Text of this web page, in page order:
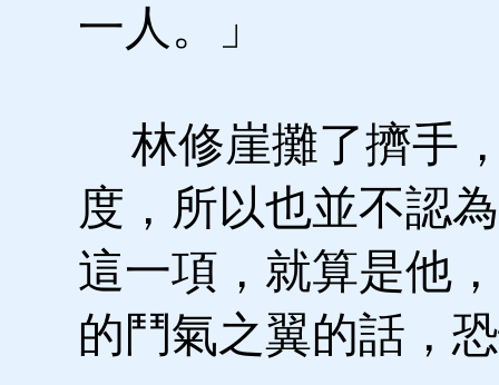
一人。」
林修崖攤了擠手
度，所以也並不認
這一項，就算是他
的鬥氣之翼的話，